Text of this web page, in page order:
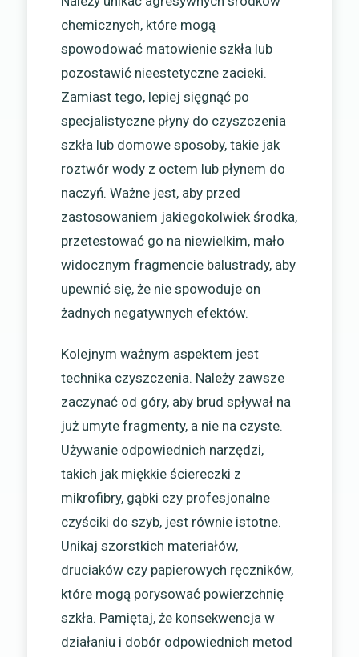
chemicznych, które mogą
spowodować matowienie szkła lub
pozostawić nieestetyczne zacieki.
Zamiast tego, lepiej sięgnąć po
specjalistyczne płyny do czyszczenia
szkła lub domowe sposoby, takie jak
roztwór wody z octem lub płynem do
naczyń. Ważne jest, aby przed
zastosowaniem jakiegokolwiek środka,
przetestować go na niewielkim, mało
widocznym fragmencie balustrady, aby
upewnić się, że nie spowoduje on
żadnych negatywnych efektów.
Kolejnym ważnym aspektem jest
technika czyszczenia. Należy zawsze
zaczynać od góry, aby brud spływał na
już umyte fragmenty, a nie na czyste.
Używanie odpowiednich narzędzi,
takich jak miękkie ściereczki z
mikrofibry, gąbki czy profesjonalne
czyściki do szyb, jest równie istotne.
Unikaj szorstkich materiałów,
druciaków czy papierowych ręczników,
które mogą porysować powierzchnię
szkła. Pamiętaj, że konsekwencja w
działaniu i dobór odpowiednich metod